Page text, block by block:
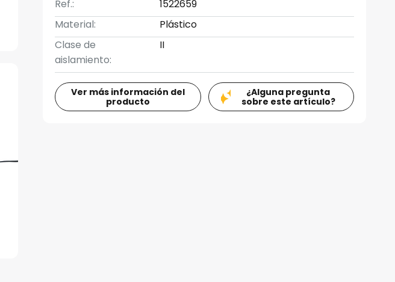
Ref.:
1522659
Material:
Plástico
Clase de
aislamiento:
II
Ver más información del
producto
¿Alguna pregunta
sobre este artículo?